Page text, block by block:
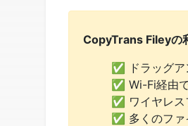
CopyTrans Fileyの
✅ ドラッグア
✅ Wi-Fi経由
✅ ワイヤレス
✅ 多くのファ